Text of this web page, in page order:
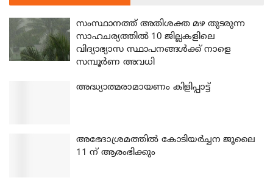
സംസ്ഥാനത്ത് അതിശക്ത മഴ തുടരുന്ന
സാഹചര്യത്തിൽ 10 ജില്ലകളിലെ
വിദ്യാഭ്യാസ സ്ഥാപനങ്ങൾക്ക് നാളെ
സമ്പൂർണ അവധി
അദ്ധ്യാത്മരാമായണം കിളിപ്പാട്ട്
അഭേദാശ്രമത്തില്‍ കോടിയര്‍ച്ചന ജൂലൈ
11 ന് ആരംഭിക്കും